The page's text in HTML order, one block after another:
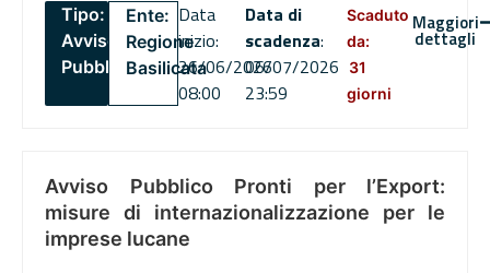
Tipo:
Avviso
Pubblico
Ente:
Regione
Basilicata
Data
inizio:
26/06/2026
08:00
Data di
scadenza:
06/07/2026
23:59
Scaduto
da:
31
giorni
Maggiori
dettagli
Avviso Pubblico Pronti per l’Export:
misure di internazionalizzazione per le
imprese lucane